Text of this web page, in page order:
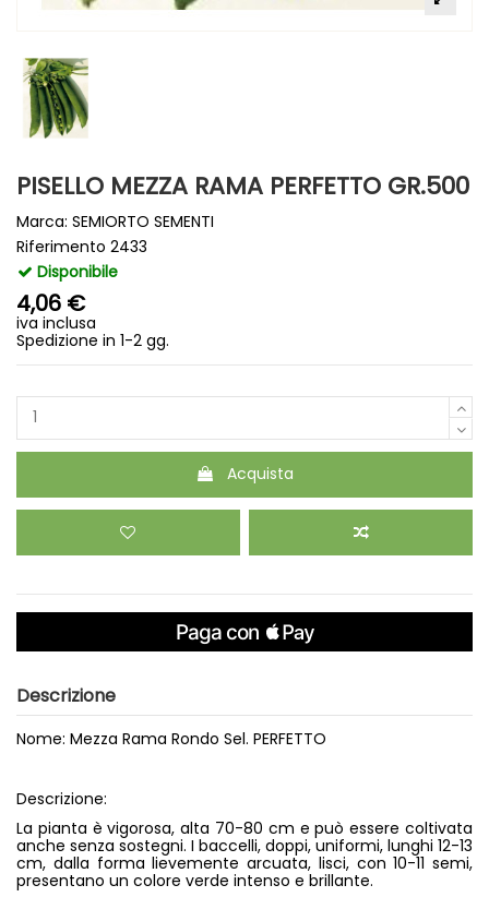
PISELLO MEZZA RAMA PERFETTO GR.500
Marca: SEMIORTO SEMENTI
Riferimento 2433
Disponibile
4,06 €
iva inclusa
Spedizione in 1-2 gg.
Acquista
Descrizione
Nome: Mezza Rama Rondo Sel. PERFETTO
Descrizione:
La pianta è vigorosa, alta 70-80 cm e può essere coltivata
anche senza sostegni. I baccelli, doppi, uniformi, lunghi 12-13
cm, dalla forma lievemente arcuata, lisci, con 10-11 semi,
presentano un colore verde intenso e brillante.